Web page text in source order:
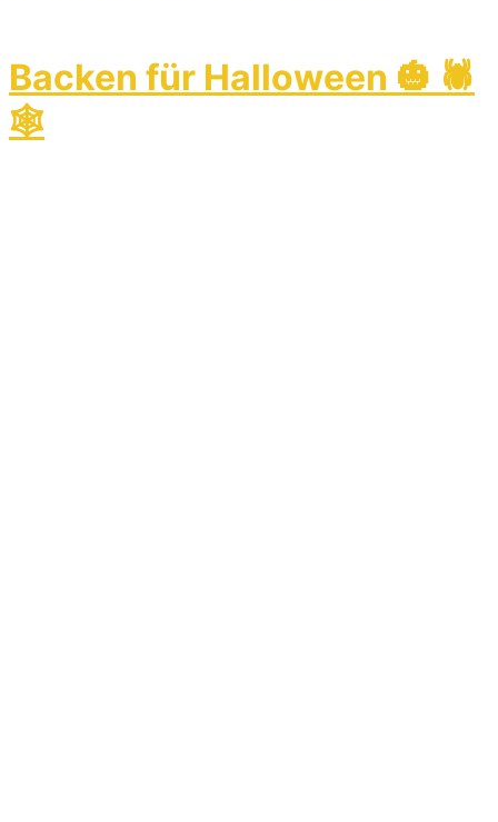
Backen für Halloween 🎃 🕷
🕸